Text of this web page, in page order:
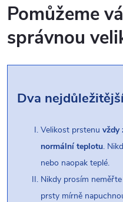
Pomůžeme
správnou
Dva
Velikost prstenu vždy
normální teplotu.
nebo naopak teplé.
Nikdy prosím
prsty mírně